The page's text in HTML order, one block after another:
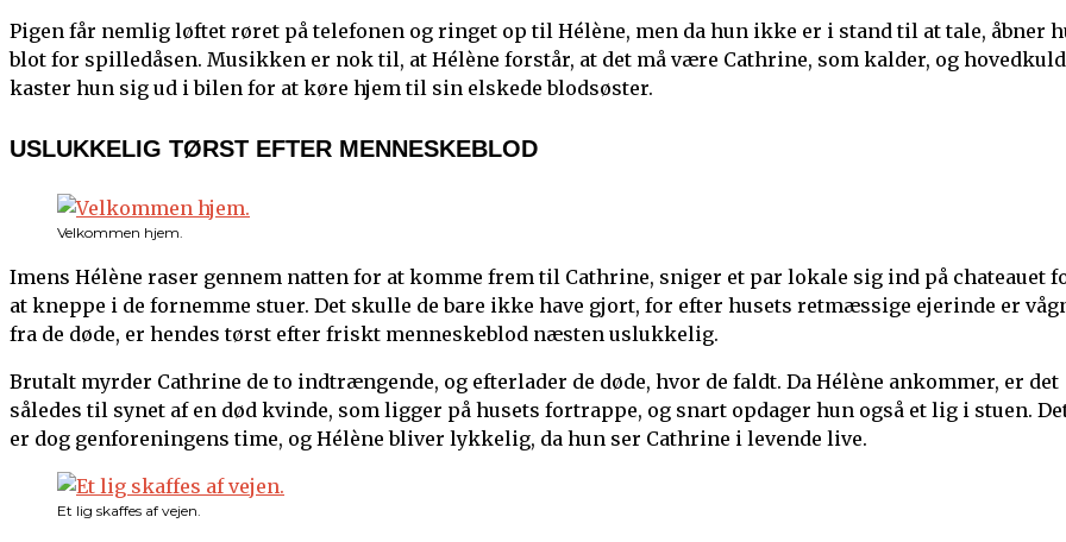
Pigen får nemlig løftet røret på telefonen og ringet op til Hélène, men da hun ikke er i stand til at tale, åbner
blot for spilledåsen. Musikken er nok til, at Hélène forstår, at det må være Cathrine, som kalder, og
kaster hun sig ud i bilen for at køre hjem til sin elskede blodsøster.
USLUKKELIG TØRST EFTER MENNESKEBLOD
Velkommen hjem.
Imens Hélène raser gennem natten for at komme frem til Cathrine, sniger et par lokale sig ind på chateauet
at kneppe i de fornemme stuer. Det skulle de bare ikke have gjort, for efter husets retmæssige ejerinde er
fra de døde, er hendes tørst efter friskt menneskeblod næsten uslukkelig.
Brutalt myrder Cathrine de to indtrængende, og efterlader de døde, hvor de faldt. Da Hélène ankommer, er det
således til synet af en død kvinde, som ligger på husets fortrappe, og snart opdager hun også et lig i stuen.
er dog genforeningens time, og Hélène bliver lykkelig, da hun ser Cathrine i levende live.
Et lig skaffes af vejen.